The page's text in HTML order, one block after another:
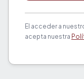
El acceder a
acepta nuestra